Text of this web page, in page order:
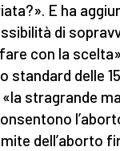
E ha
di
con la
standard delle
stragrande
dell’aborto